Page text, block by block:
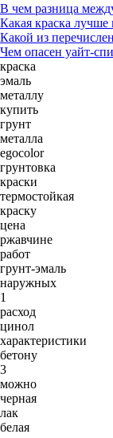
В чем разница
Какая краска лучше
Какой из
Чем опасен уайт-
краска
эмаль
металлу
купить
грунт
металла
egocolor
грунтовка
краски
термостойкая
краску
цена
ржавчине
работ
грунт-эмаль
наружных
1
расход
цинол
характеристики
бетону
3
можно
черная
лак
белая